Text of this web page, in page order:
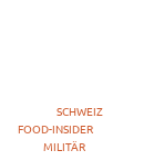
SCHWEIZ
FOOD-INSIDER
MILITÄR